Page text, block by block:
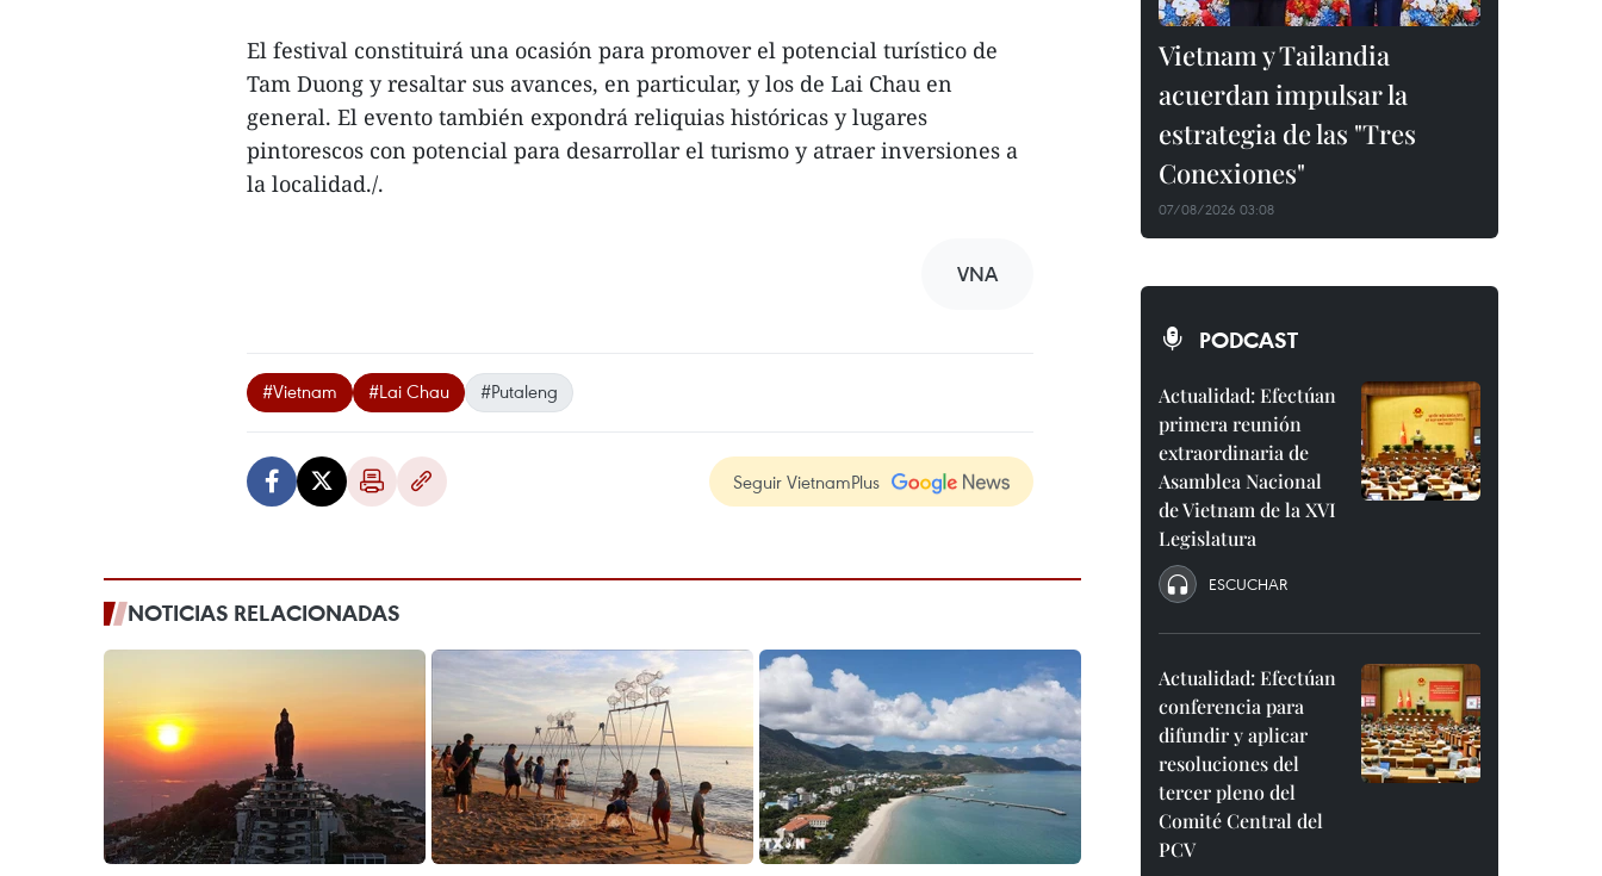
El festival constituirá una ocasión para promover el potencial turístico de
Tam Duong y resaltar sus avances, en particular, y los de Lai Chau en
general. El evento también expondrá reliquias históricas y lugares
pintorescos con potencial para desarrollar el turismo y atraer inversiones a
la localidad./.
VNA
#Vietnam #Lai Chau #Putaleng
Seguir VietnamPlus
NOTICIAS RELACIONADAS
Vietnam y Tailandia
acuerdan impulsar la
estrategia de las "Tres
Conexiones"
07/08/2026 03:08
PODCAST
Actualidad: Efectúan
primera reunión
extraordinaria de
Asamblea Nacional
de Vietnam de la XVI
Legislatura
ESCUCHAR
Actualidad: Efectúan
conferencia para
difundir y aplicar
resoluciones del
tercer pleno del
Comité Central del
PCV